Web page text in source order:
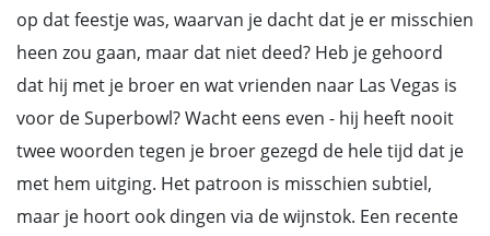
op dat feestje was, waarvan je dacht dat je er misschien
heen zou gaan, maar dat niet deed? Heb je gehoord
dat hij met je broer en wat vrienden naar Las Vegas is
voor de Superbowl? Wacht eens even - hij heeft nooit
twee woorden tegen je broer gezegd de hele tijd dat je
met hem uitging. Het patroon is misschien subtiel,
maar je hoort ook dingen via de wijnstok. Een recente